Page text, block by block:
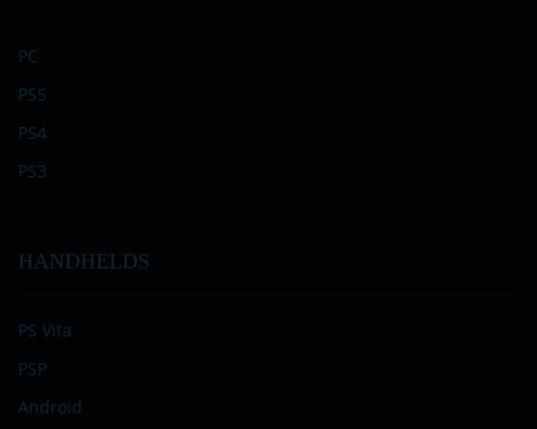
PC
PS5
PS4
PS3
HANDHELDS
PS Vita
PSP
Android